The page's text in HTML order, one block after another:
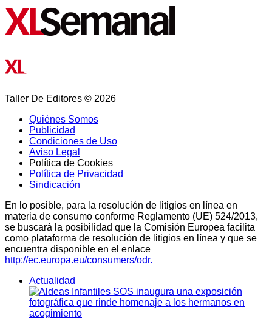
Taller De Editores © 2026
Quiénes Somos
Publicidad
Condiciones de Uso
Aviso Legal
Política de Cookies
Política de Privacidad
Sindicación
En lo posible, para la resolución de litigios en línea en
materia de consumo conforme Reglamento (UE) 524/2013,
se buscará la posibilidad que la Comisión Europea facilita
como plataforma de resolución de litigios en línea y que se
encuentra disponible en el enlace
http://ec.europa.eu/consumers/odr.
Actualidad